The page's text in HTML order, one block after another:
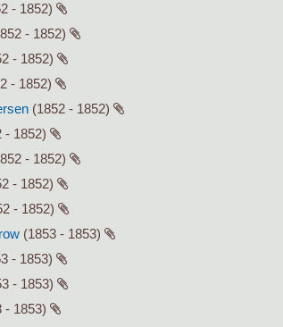
- 1852)
- 1852)
- 1852)
- 1852)
(1852 - 1852)
- 1852)
- 1852)
- 1852)
- 1852)
(1853 - 1853)
- 1853)
- 1853)
- 1853)